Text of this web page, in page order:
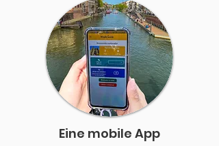
Eine mobile App